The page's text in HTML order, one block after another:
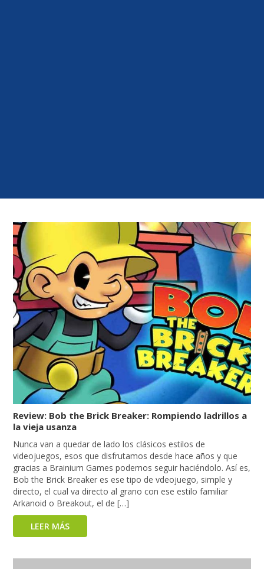
Review: Bob the Brick Breaker: Rompiendo ladrillos a
la vieja usanza
Nunca van a quedar de lado los clásicos estilos de
videojuegos, esos que disfrutamos desde hace años y que
gracias a Brainium Games podemos seguir haciéndolo. Así es,
Bob the Brick Breaker es ese tipo de vdeojuego, simple y
directo, el cual va directo al grano con ese estilo familiar
Arkanoid o Breakout, el de […]
LEER MÁS